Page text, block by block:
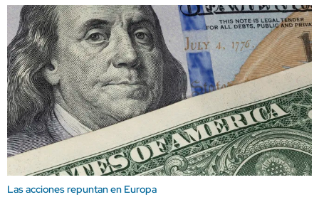
Las acciones repuntan en Europa